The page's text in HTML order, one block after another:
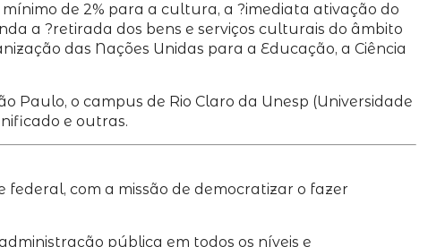
de 2% para a cultura, a ?imediata ativação do
a ?retirada dos bens e serviços culturais do âmbito
das Nações Unidas para a Educação, a Ciência
Paulo, o campus de Rio Claro da Unesp (Universidade
e outras.
com a missão de democratizar o fazer
pública em todos os níveis e